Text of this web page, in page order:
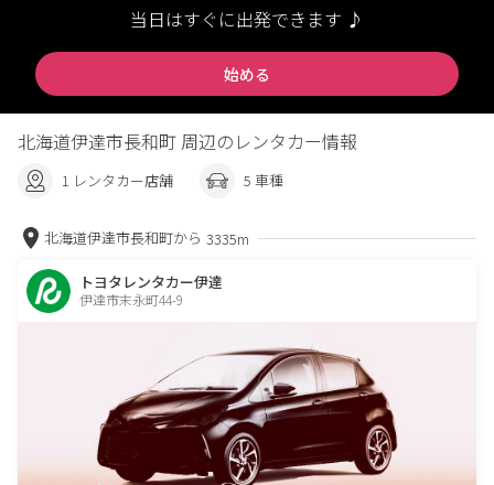
当日はすぐに出発できます ♪
始める
北海道伊達市長和町 周辺のレンタカー情報
1 レンタカー店舗 5 車種
北海道伊達市長和町から 3335m
トヨタレンタカー伊達
伊達市末永町44-9